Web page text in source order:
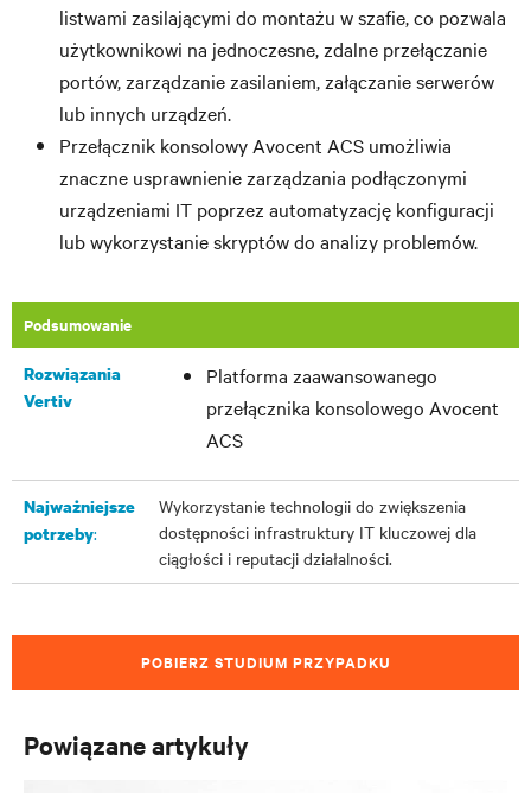
listwami zasilającymi do montażu w szafie, co pozwala
użytkownikowi na jednoczesne, zdalne przełączanie
portów, zarządzanie zasilaniem, załączanie serwerów
lub innych urządzeń.
Przełącznik konsolowy Avocent ACS umożliwia
znaczne usprawnienie zarządzania podłączonymi
urządzeniami IT poprzez automatyzację konfiguracji
lub wykorzystanie skryptów do analizy problemów.
Podsumowanie
Rozwiązania
Vertiv
Platforma zaawansowanego
przełącznika konsolowego Avocent
ACS
Najważniejsze
potrzeby:
Wykorzystanie technologii do zwiększenia
dostępności infrastruktury IT kluczowej dla
ciągłości i reputacji działalności.
POBIERZ STUDIUM PRZYPADKU
Powiązane artykuły